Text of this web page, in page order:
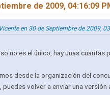
de 2009, 04:16:09
en 30 de Septiembre de 2009,
no es el único, hay unas cuantas
desde la organización del
puedes volver a enviar una